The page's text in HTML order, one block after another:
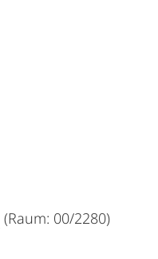
(Raum: 00/2280)